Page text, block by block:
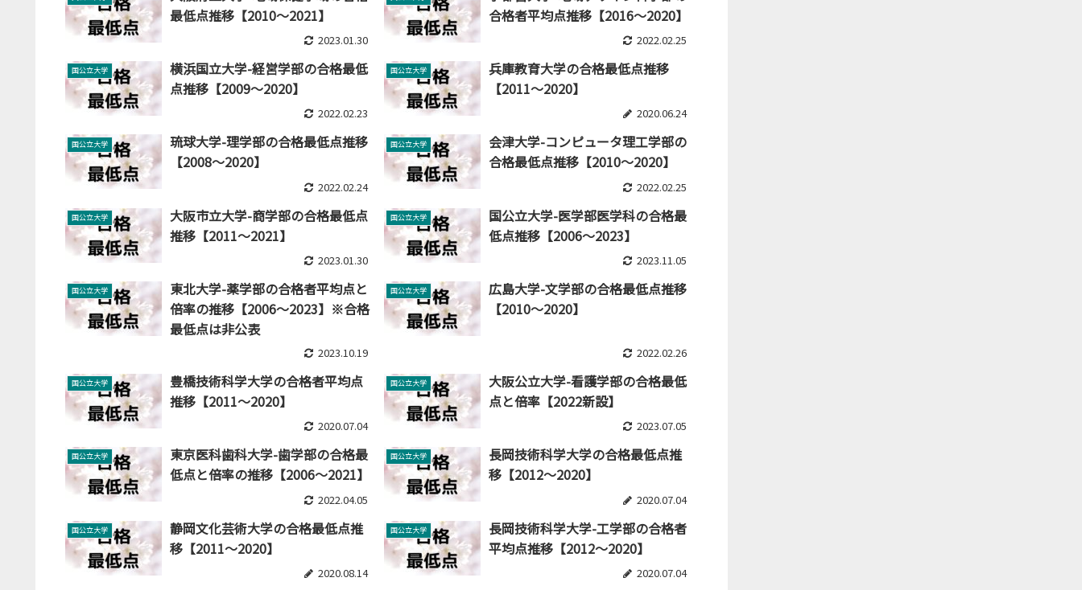
最低点推移【2010～2021】
2023.01.30
合格者平均点推移【2016～2020】
2022.02.25
国公立大学
横浜国立大学-経営学部の合格最低
点推移【2009～2020】
2022.02.23
国公立大学
兵庫教育大学の合格最低点推移
【2011～2020】
2020.06.24
国公立大学
琉球大学-理学部の合格最低点推移
【2008～2020】
2022.02.24
国公立大学
会津大学-コンピュータ理工学部の
合格最低点推移【2010～2020】
2022.02.25
国公立大学
大阪市立大学-商学部の合格最低点
推移【2011～2021】
2023.01.30
国公立大学
国公立大学-医学部医学科の合格最
低点推移【2006～2023】
2023.11.05
国公立大学
東北大学-薬学部の合格者平均点と
倍率の推移【2006～2023】※合格
最低点は非公表
2023.10.19
国公立大学
広島大学-文学部の合格最低点推移
【2010～2020】
2022.02.26
国公立大学
豊橋技術科学大学の合格者平均点
推移【2011～2020】
2020.07.04
国公立大学
大阪公立大学-看護学部の合格最低
点と倍率【2022新設】
2023.07.05
国公立大学
東京医科歯科大学-歯学部の合格最
低点と倍率の推移【2006～2021】
2022.04.05
国公立大学
長岡技術科学大学の合格最低点推
移【2012～2020】
2020.07.04
国公立大学
静岡文化芸術大学の合格最低点推
移【2011～2020】
2020.08.14
国公立大学
長岡技術科学大学-工学部の合格者
平均点推移【2012～2020】
2020.07.04